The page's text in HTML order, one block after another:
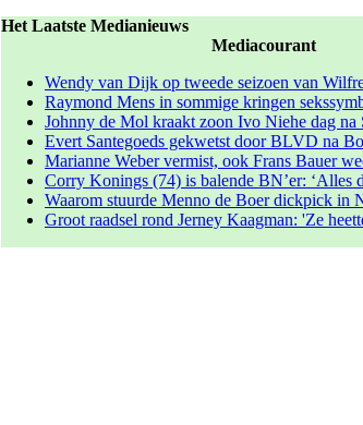
Het Laatste Medianieuws
Mediacourant
Wendy van Dijk op tweede seizoen van
Raymond Mens in sommige kringen
Johnny de Mol kraakt zoon Ivo Niehe dag
Evert Santegoeds gekwetst door BLVD na
Marianne Weber vermist, ook Frans Bauer
Corry Konings (74) is balende BN’er: ‘Alles
Waarom stuurde Menno de Boer dickpick in
Groot raadsel rond Jerney Kaagman: 'Ze